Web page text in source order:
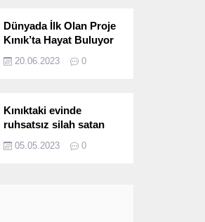
Dünyada İlk Olan Proje
Kınık’ta Hayat Buluyor
20.06.2023 0
Kınıktaki evinde
ruhsatsız silah satan
05.05.2023 0